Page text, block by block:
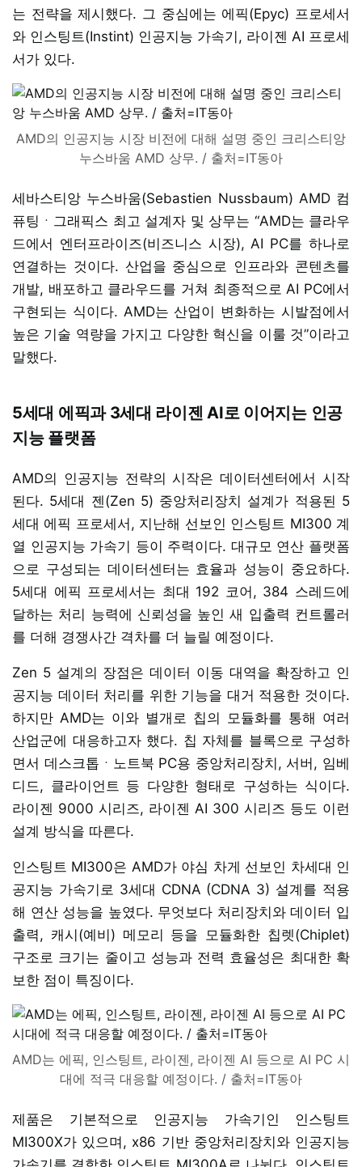
는 전략을 제시했다. 그 중심에는 에픽(Epyc) 프로세서
와 인스팅트(Instint) 인공지능 가속기, 라이젠 AI 프로세
서가 있다.
AMD의 인공지능 시장 비전에 대해 설명 중인 크리스티앙
누스바움 AMD 상무. / 출처=IT동아
세바스티앙 누스바움(Sebastien Nussbaum) AMD 컴
퓨팅ㆍ그래픽스 최고 설계자 및 상무는 “AMD는 클라우
드에서 엔터프라이즈(비즈니스 시장), AI PC를 하나로
연결하는 것이다. 산업을 중심으로 인프라와 콘텐츠를
개발, 배포하고 클라우드를 거쳐 최종적으로 AI PC에서
구현되는 식이다. AMD는 산업이 변화하는 시발점에서
높은 기술 역량을 가지고 다양한 혁신을 이룰 것”이라고
말했다.
5세대 에픽과 3세대 라이젠 AI로 이어지는 인공
지능 플랫폼
AMD의 인공지능 전략의 시작은 데이터센터에서 시작
된다. 5세대 젠(Zen 5) 중앙처리장치 설계가 적용된 5
세대 에픽 프로세서, 지난해 선보인 인스팅트 MI300 계
열 인공지능 가속기 등이 주력이다. 대규모 연산 플랫폼
으로 구성되는 데이터센터는 효율과 성능이 중요하다.
5세대 에픽 프로세서는 최대 192 코어, 384 스레드에
달하는 처리 능력에 신뢰성을 높인 새 입출력 컨트롤러
를 더해 경쟁사간 격차를 더 늘릴 예정이다.
Zen 5 설계의 장점은 데이터 이동 대역을 확장하고 인
공지능 데이터 처리를 위한 기능을 대거 적용한 것이다.
하지만 AMD는 이와 별개로 칩의 모듈화를 통해 여러
산업군에 대응하고자 했다. 칩 자체를 블록으로 구성하
면서 데스크톱ㆍ노트북 PC용 중앙처리장치, 서버, 임베
디드, 클라이언트 등 다양한 형태로 구성하는 식이다.
라이젠 9000 시리즈, 라이젠 AI 300 시리즈 등도 이런
설계 방식을 따른다.
인스팅트 MI300은 AMD가 야심 차게 선보인 차세대 인
공지능 가속기로 3세대 CDNA (CDNA 3) 설계를 적용
해 연산 성능을 높였다. 무엇보다 처리장치와 데이터 입
출력, 캐시(예비) 메모리 등을 모듈화한 칩렛(Chiplet)
구조로 크기는 줄이고 성능과 전력 효율성은 최대한 확
보한 점이 특징이다.
AMD는 에픽, 인스팅트, 라이젠, 라이젠 AI 등으로 AI PC 시
대에 적극 대응할 예정이다. / 출처=IT동아
제품은 기본적으로 인공지능 가속기인 인스팅트
MI300X가 있으며, x86 기반 중앙처리장치와 인공지능